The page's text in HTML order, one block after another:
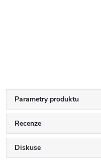
Parametry produktu
Recenze
Diskuse